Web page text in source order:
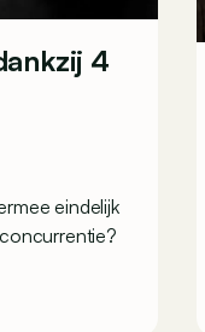
4
eindelijk